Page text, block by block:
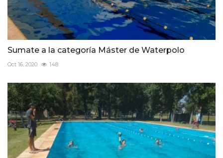
Sumate a la categoría Máster de Waterpolo
Oct 16, 2020 148